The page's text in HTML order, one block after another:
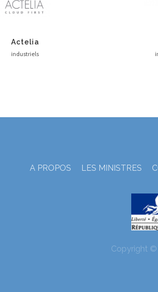
Actelia
industriels
A PROPOS LES MINISTRES
Copyright ©